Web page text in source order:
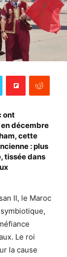
ont
décembre
cette
: plus
tissée dans
II, le Maroc
Le roi
la cause